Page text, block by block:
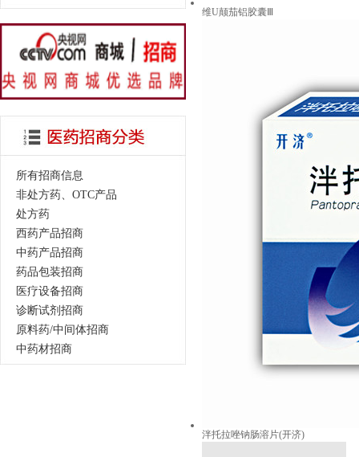
所有招商信息
非处方药、OTC产品
处方药
西药产品招商
中药产品招商
药品包装招商
医疗设备招商
诊断试剂招商
原料药/中间体招商
中药材招商
维U颠茄铝胶囊Ⅲ
泮托拉唑钠肠溶片(开济)